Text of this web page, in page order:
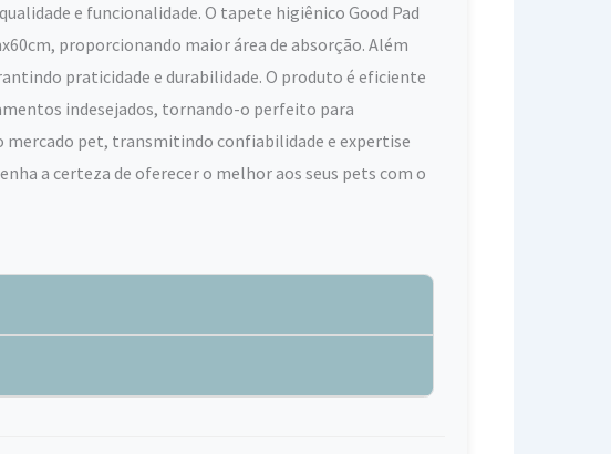
e funcionalidade. O tapete higiênico Good Pad
proporcionando maior área de absorção. Além
praticidade e durabilidade. O produto é eficiente
indesejados, tornando-o perfeito para
mercado pet, transmitindo confiabilidade e expertise
a certeza de oferecer o melhor aos seus pets com o